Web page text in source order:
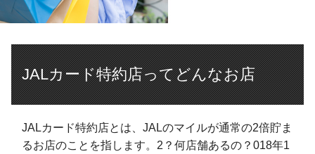
JALカード特約店ってどんなお店
JALカード特約店とは、JALのマイルが通常の2倍貯ま
るお店のことを指します。2？何店舗あるの？018年1